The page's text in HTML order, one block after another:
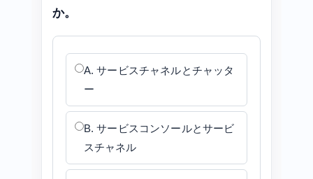
か。
A. サービスチャネルとチャッタ
ー
B. サービスコンソールとサービ
スチャネル